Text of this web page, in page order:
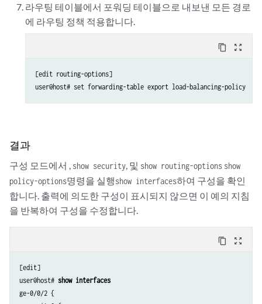
라우팅 테이블에서 포워딩 테이블으로 내보낸 모든 경로
에 라우팅 정책 적용합니다.
content_copy zoom_out_map
[edit routing-options]
결과
구성 모드에서 , show security , 및 show routing-options show
policy-options명령을 실행show interfaces하여 구성을 확인
합니다. 출력에 의도한 구성이 표시되지 않으면 이 예의 지침
을 반복하여 구성을 수정합니다.
content_copy zoom_out_map
[edit]
user@host# show interfaces
ge-0/0/2 {